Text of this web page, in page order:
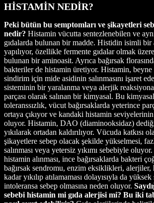
HİSTAMİN NEDİR?
Peki bütün bu semptomları ve şikayetleri
nedir? Histamin vücutta sentezlenebilen ve
gıdalarda bulunan bir madde. Histidin isimli bir
yapılıyor, özellikle fermente gıdalar olmak
bulunan bir aminoasit. Ayrıca bağırsak
bakteriler de histamin üretiyor. Histamin, beyne
sindirim için mide asidinin salınmasını işaret
sisteminin bir yaralanma veya alerjik
parçası olarak salınan bir kimyasal. Bu
toleranssızlık, vücut bağırsaklarda yeterince
ortaya çıkıyor ve kandaki histamin
oluyor. Histamin, DAO (diaminooksidaz)
yıkılarak ortadan kaldırılıyor. Vücuda katkısı
şikayetlere sebep olacak şekilde yükselmesi,
salınması veya yetersiz yıkımı sebebiyle
histamin alınması, ince bağırsaklarda bakteri
bağırsak sendromu, enzim eksiklikleri, alerjiler,
kadar yıkılıp atılamaması dolayısıyla da
intoleransa sebep olmasına neden oluyor.
sebebi histamin mi gıda alerjisi mi? Bu iki